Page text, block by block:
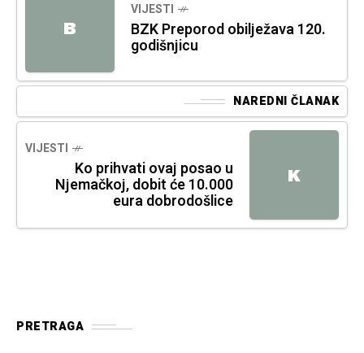
B
VIJESTI
BZK Preporod obilježava 120.
godišnjicu
NAREDNI ČLANAK
K
VIJESTI
Ko prihvati ovaj posao u
Njemačkoj, dobit će 10.000
eura dobrodošlice
PRETRAGA